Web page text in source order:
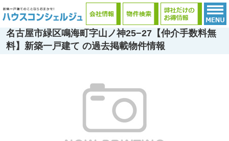
名古屋市緑区鳴海町字山ノ神25−27【仲介手数料無
料】新築一戸建て の過去掲載物件情報